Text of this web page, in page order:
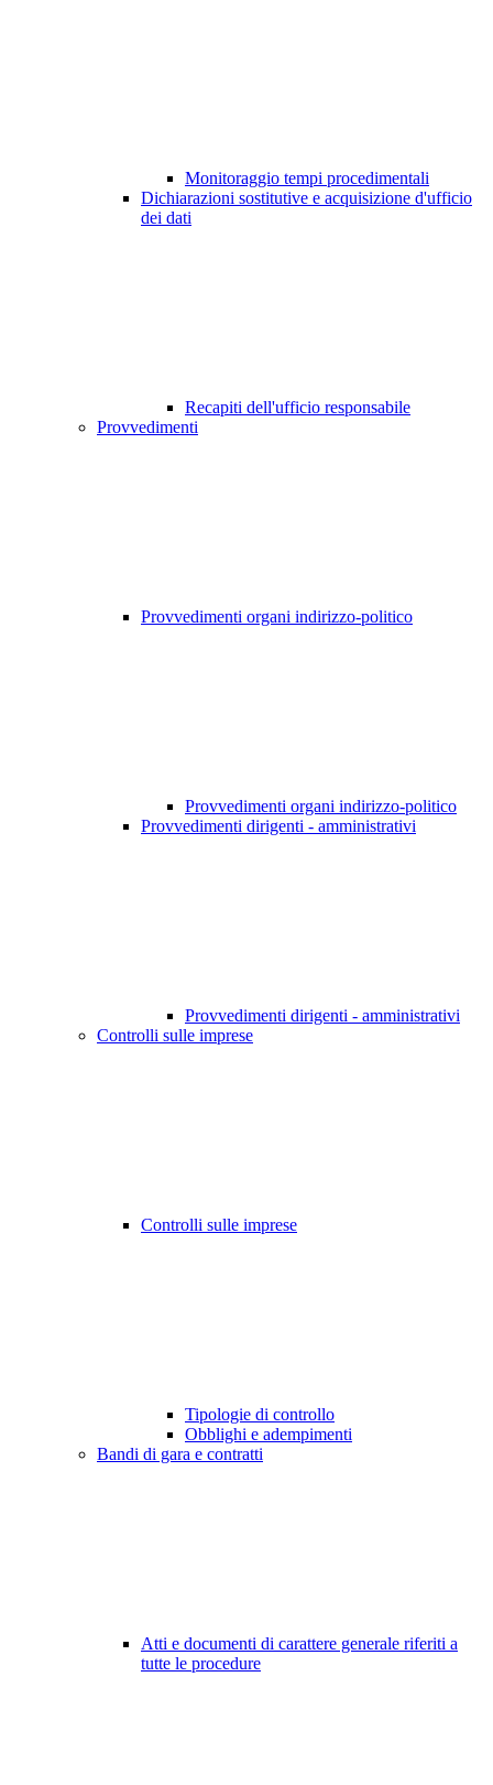
Monitoraggio tempi procedimentali
Dichiarazioni sostitutive e acquisizione d'ufficio
dei dati
Recapiti dell'ufficio responsabile
Provvedimenti
Provvedimenti organi indirizzo-politico
Provvedimenti organi indirizzo-politico
Provvedimenti dirigenti - amministrativi
Provvedimenti dirigenti - amministrativi
Controlli sulle imprese
Controlli sulle imprese
Tipologie di controllo
Obblighi e adempimenti
Bandi di gara e contratti
Atti e documenti di carattere generale riferiti a
tutte le procedure